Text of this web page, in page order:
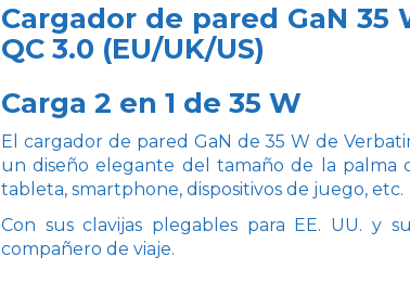
Cargador de pared GaN
QC 3.0 (EU/UK/US)
Carga 2 en 1 de 35 W
El cargador de pared GaN de 35 W de
un diseño elegante del tamaño de la palma
tableta, smartphone, dispositivos de juego, etc.
Con sus clavijas plegables para EE. UU. y
compañero de viaje.